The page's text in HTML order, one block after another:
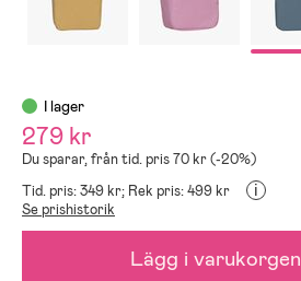
I lager
279 kr
Du sparar, från tid. pris 70 kr (-20%)
Tid. pris: 349 kr; Rek pris: 499 kr i
Se prishistorik
Lägg i varukorgen